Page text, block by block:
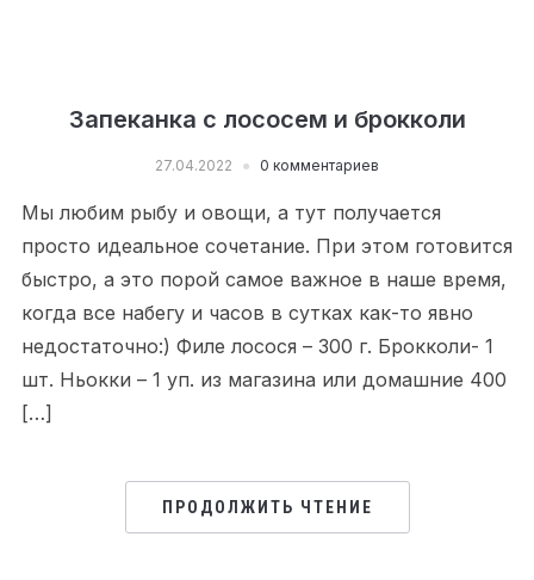
Запеканка c лососем и брокколи
27.04.2022 0 комментариев
Мы любим рыбу и овощи, а тут получается
просто идеальное сочетание. При этом готовится
быстро, а это порой самое важное в наше время,
когда все набегу и часов в сутках как-то явно
недостаточно:) Филе лосося – 300 г. Брокколи- 1
шт. Ньокки – 1 уп. из магазина или домашние 400
[…]
ПРОДОЛЖИТЬ ЧТЕНИЕ